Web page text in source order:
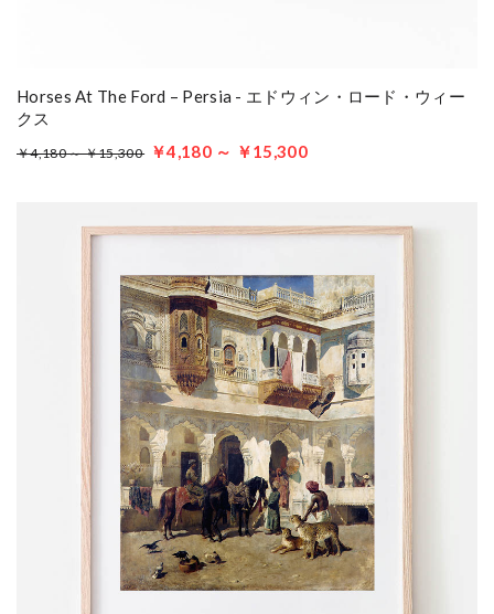
Horses At The Ford – Persia - エドウィン・ロード・ウィー
クス
￥4,180 ～ ￥15,300 ￥4,180 ～ ￥15,300